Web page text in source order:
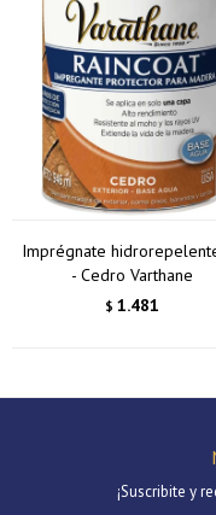
Imprégnate
- Cedro Varthane
$ 1.481
¡Suscribite y